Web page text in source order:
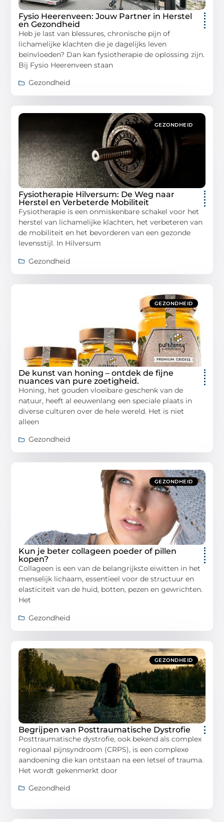
Fysio Heerenveen: Jouw Partner in Herstel
en Gezondheid
Heb je last van blessures, chronische pijn of
lichamelijke klachten die je dagelijks leven
beïnvloeden? Dan kan fysiotherapie de oplossing zijn.
Bij Fysio Heerenveen staan
Gezondheid
GEZONDHEID
Fysiotherapie Hilversum: De Weg naar
Herstel en Verbeterde Mobiliteit
Fysiotherapie is een onmiskenbare schakel voor het
herstel van lichamelijke klachten, het verbeteren van
de mobiliteit en het bevorderen van een gezonde
levensstijl. In Hilversum
Gezondheid
GEZONDHEID
De kunst van honing – ontdek de fijne
nuances van pure zoetigheid.
Honing, het gouden vloeibare geschenk van de
natuur, heeft al eeuwenlang een speciale plaats in
diverse culturen over de hele wereld. Het is niet
alleen
Gezondheid
GEZONDHEID
Kun je beter collageen poeder of pillen
kopen?
Collageen is een van de belangrijkste eiwitten in het
menselijk lichaam, essentieel voor de structuur en
elasticiteit van de huid, botten, pezen en gewrichten.
Het
Gezondheid
GEZONDHEID
Begrijpen van Posttraumatische Dystrofie
Posttraumatische dystrofie, ook bekend als complex
regionaal pijnsyndroom (CRPS), is een complexe
aandoening die kan ontstaan na een letsel of trauma.
Het wordt gekenmerkt door
Gezondheid